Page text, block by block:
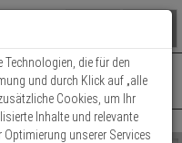
ist momentan leer.
Fertig
| Fr.: 8:00 - 14:00 Uhr
die für den
und durch Klick auf „alle
Cookies, um Ihr
Inhalte und relevante
unserer Services